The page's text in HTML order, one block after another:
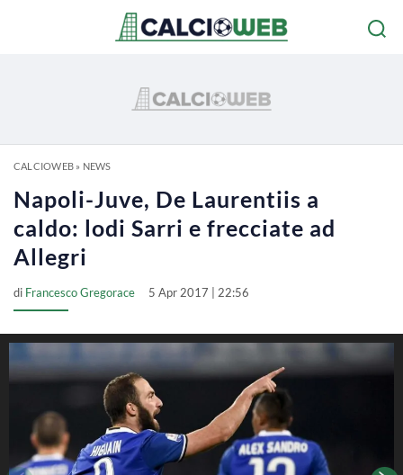
CALCIOWEB» NEWS
Napoli-Juve, De Laurentiis a
caldo: lodi Sarri e frecciate ad
Allegri
di Francesco Gregorace 5 Apr 2017 | 22:56